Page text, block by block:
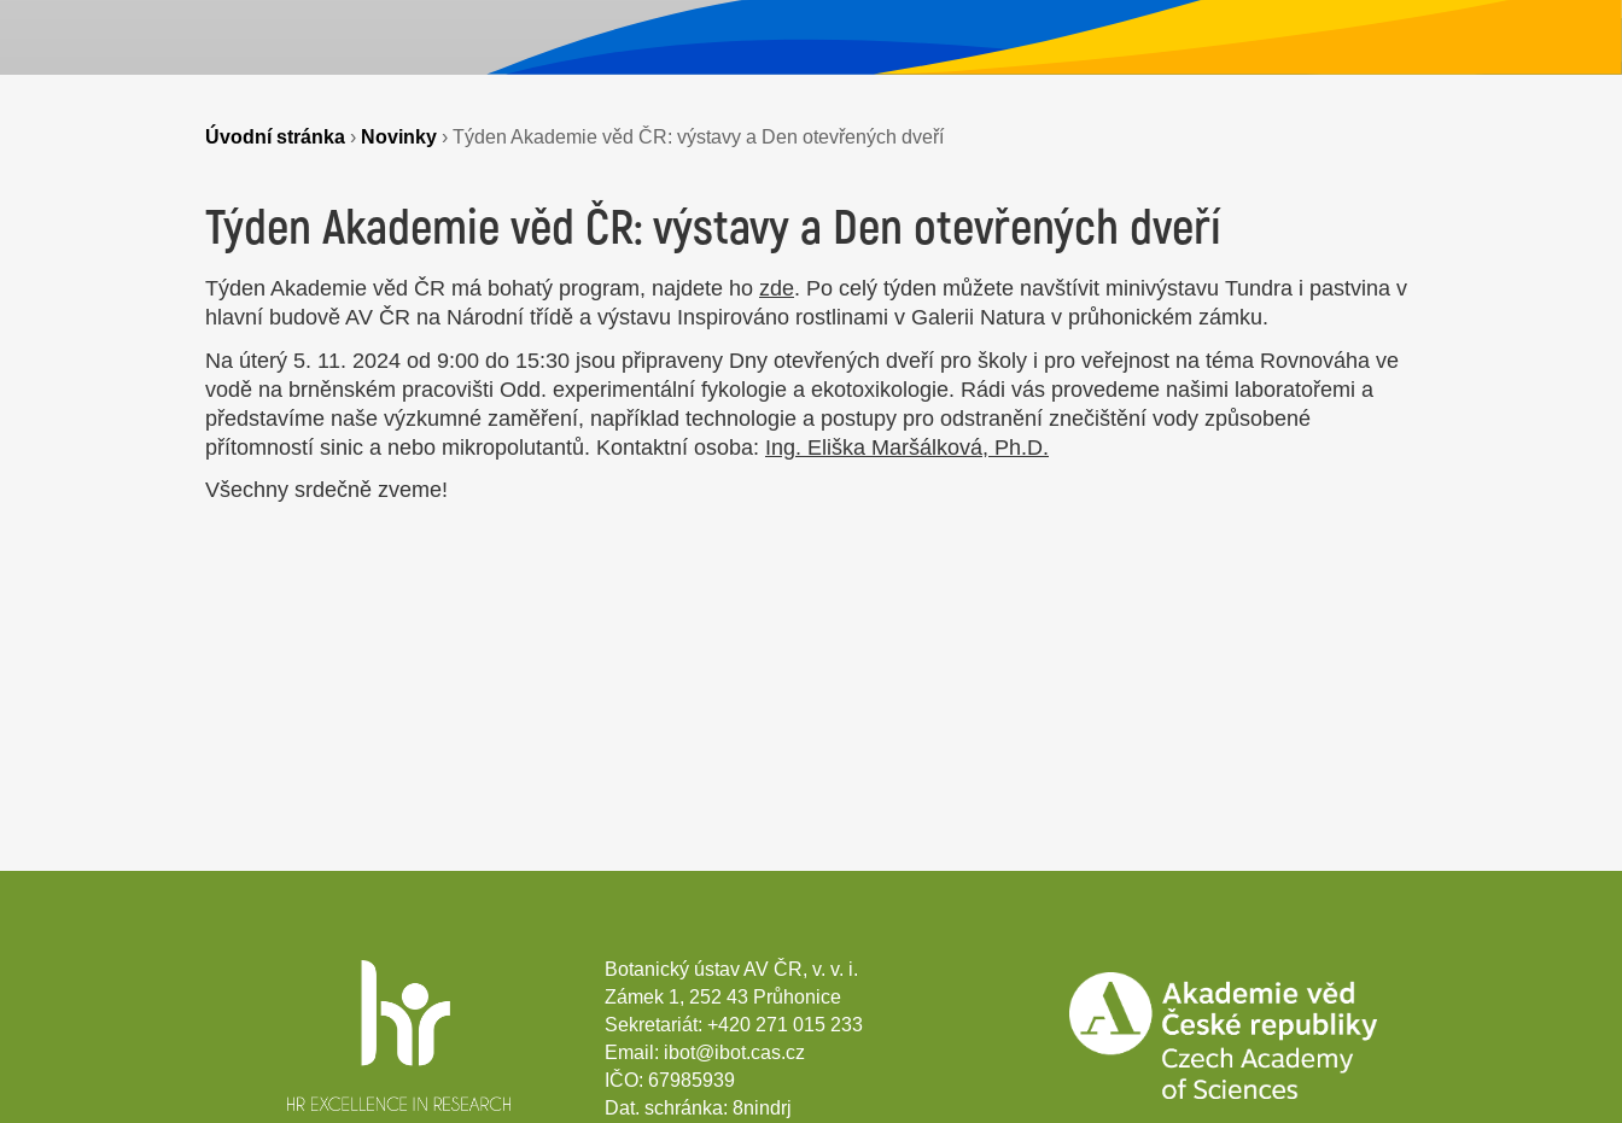
Úvodní stránka › Novinky › Týden Akademie věd ČR: výstavy a Den otevřených dveří
Týden Akademie věd ČR: výstavy a Den otevřených dveří
Týden Akademie věd ČR má bohatý program, najdete ho zde. Po celý týden můžete navštívit minivýstavu Tundra i pastvina v
hlavní budově AV ČR na Národní třídě a výstavu Inspirováno rostlinami v Galerii Natura v průhonickém zámku.
Na úterý 5. 11. 2024 od 9:00 do 15:30 jsou připraveny Dny otevřených dveří pro školy i pro veřejnost na téma Rovnováha ve
vodě na brněnském pracovišti Odd. experimentální fykologie a ekotoxikologie. Rádi vás provedeme našimi laboratořemi a
představíme naše výzkumné zaměření, například technologie a postupy pro odstranění znečištění vody způsobené
přítomností sinic a nebo mikropolutantů. Kontaktní osoba: Ing. Eliška Maršálková, Ph.D.
Všechny srdečně zveme!
Botanický ústav AV ČR, v. v. i.
Zámek 1, 252 43 Průhonice
Sekretariát:+420 271 015 233
Email: ibot@ibot.cas.cz
IČO:67985939
Dat. schránka:8nindrj